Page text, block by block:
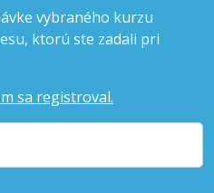
vybraného kurzu
ktorú ste zadali pri
sa registroval.